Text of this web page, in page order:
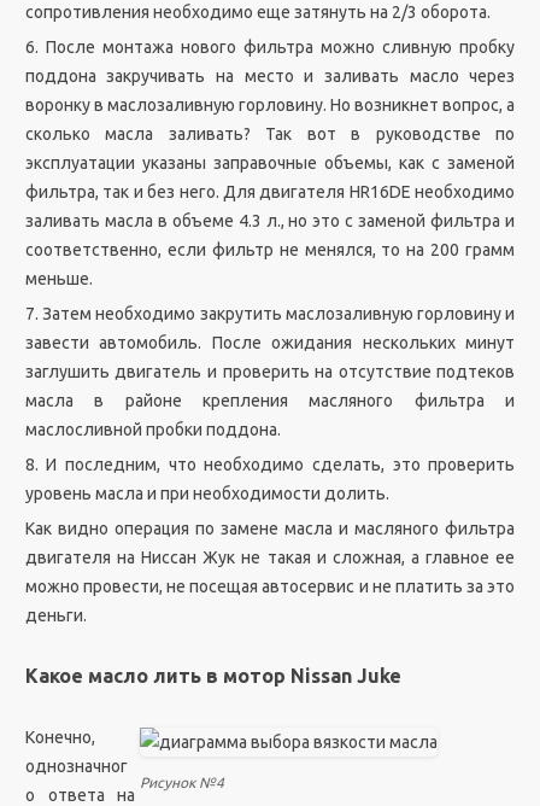
сопротивления необходимо еще затянуть на 2/3 оборота.
6. После монтажа нового фильтра можно сливную пробку
поддона закручивать на место и заливать масло через
воронку в маслозаливную горловину. Но возникнет вопрос, а
сколько масла заливать? Так вот в руководстве по
эксплуатации указаны заправочные объемы, как с заменой
фильтра, так и без него. Для двигателя HR16DE необходимо
заливать масла в объеме 4.3 л., но это с заменой фильтра и
соответственно, если фильтр не менялся, то на 200 грамм
меньше.
7. Затем необходимо закрутить маслозаливную горловину и
завести автомобиль. После ожидания нескольких минут
заглушить двигатель и проверить на отсутствие подтеков
масла в районе крепления масляного фильтра и
маслосливной пробки поддона.
8. И последним, что необходимо сделать, это проверить
уровень масла и при необходимости долить.
Как видно операция по замене масла и масляного фильтра
двигателя на Ниссан Жук не такая и сложная, а главное ее
можно провести, не посещая автосервис и не платить за это
деньги.
Какое масло лить в мотор Nissan Juke
Рисунок №4
Конечно,
однозначног
о ответа на